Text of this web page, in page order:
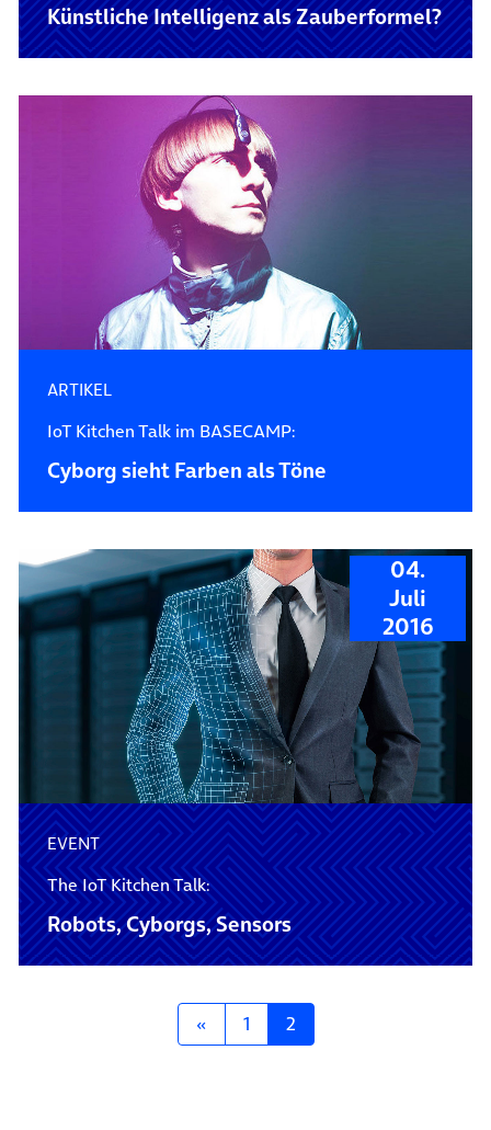
Künstliche Intelligenz als Zauberformel?
ARTIKEL
IoT Kitchen Talk im BASECAMP:
Cyborg sieht Farben als Töne
04.
Juli
2016
EVENT
The IoT Kitchen Talk:
Robots, Cyborgs, Sensors
Posts navigation
« 1 2